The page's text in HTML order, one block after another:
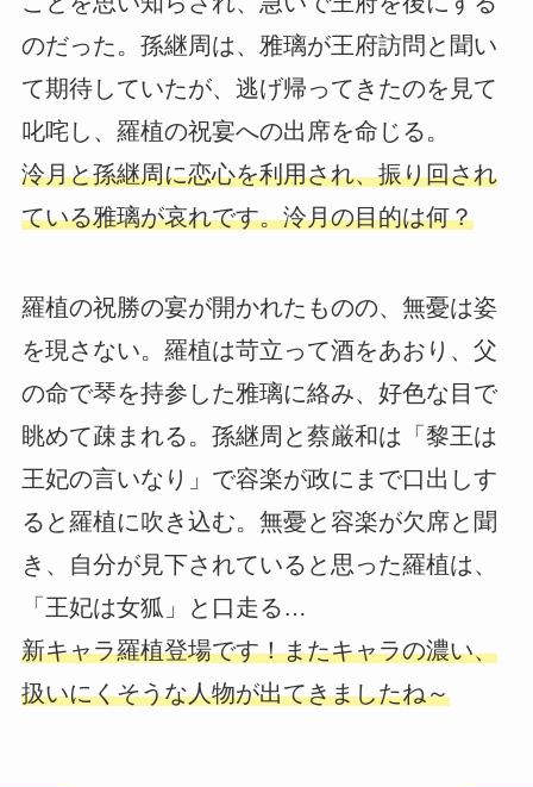
のだった。孫継周は、雅璃が王府訪問と聞い
て期待していたが、逃げ帰ってきたのを見て
叱咤し、羅植の祝宴への出席を命じる。
泠月と孫継周に恋心を利用され、振り回され
ている雅璃が哀れです。泠月の目的は何？
羅植の祝勝の宴が開かれたものの、無憂は姿
を現さない。羅植は苛立って酒をあおり、父
の命で琴を持参した雅璃に絡み、好色な目で
眺めて疎まれる。孫継周と蔡厳和は「黎王は
王妃の言いなり」で容楽が政にまで口出しす
ると羅植に吹き込む。無憂と容楽が欠席と聞
き、自分が見下されていると思った羅植は、
「王妃は女狐」と口走る…
新キャラ羅植登場です！またキャラの濃い、
扱いにくそうな人物が出てきましたね～